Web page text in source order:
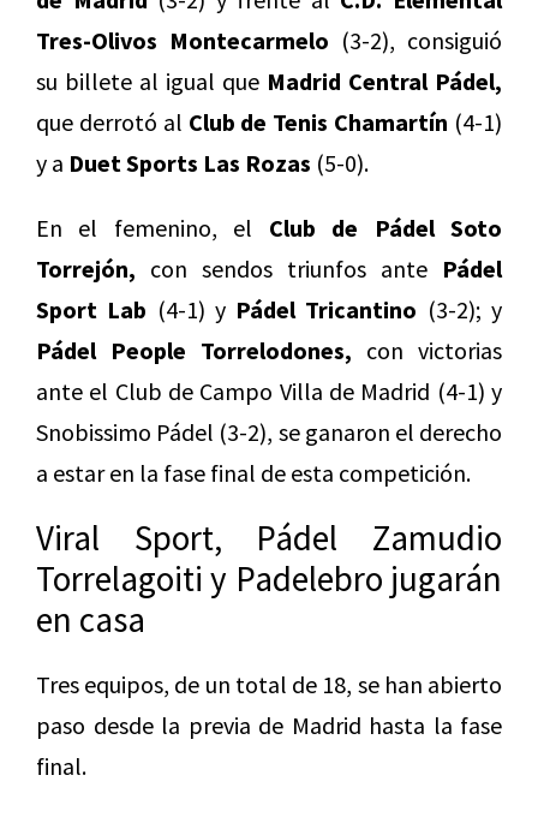
Tres-Olivos Montecarmelo (3-2), consiguió
su billete al igual que Madrid Central Pádel,
que derrotó al Club de Tenis Chamartín (4-1)
y a Duet Sports Las Rozas (5-0).
En el femenino, el Club de Pádel Soto
Torrejón, con sendos triunfos ante Pádel
Sport Lab (4-1) y Pádel Tricantino (3-2); y
Pádel People Torrelodones, con victorias
ante el Club de Campo Villa de Madrid (4-1) y
Snobissimo Pádel (3-2), se ganaron el derecho
a estar en la fase final de esta competición.
Viral Sport, Pádel Zamudio
Torrelagoiti y Padelebro jugarán
en casa
Tres equipos, de un total de 18, se han abierto
paso desde la previa de Madrid hasta la fase
final.